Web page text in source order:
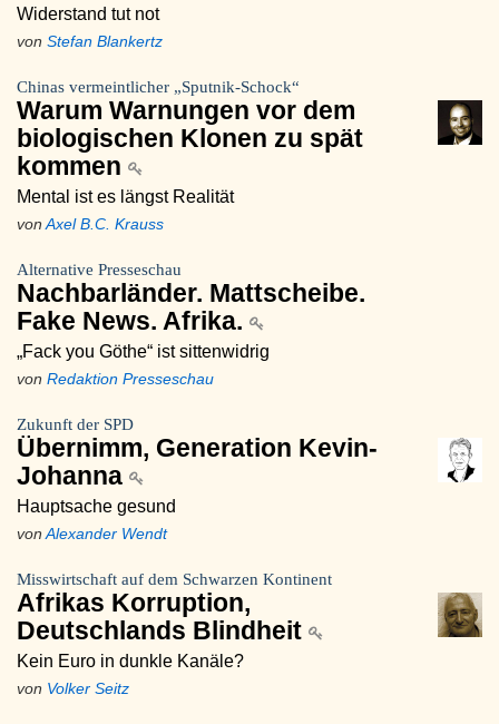
Widerstand tut not
von Stefan Blankertz
Chinas vermeintlicher „Sputnik-Schock“
Warum Warnungen vor dem
biologischen Klonen zu spät
kommen
Mental ist es längst Realität
von Axel B.C. Krauss
Alternative Presseschau
Nachbarländer. Mattscheibe.
Fake News. Afrika.
„Fack you Göthe“ ist sittenwidrig
von Redaktion Presseschau
Zukunft der SPD
Übernimm, Generation Kevin-
Johanna
Hauptsache gesund
von Alexander Wendt
Misswirtschaft auf dem Schwarzen Kontinent
Afrikas Korruption,
Deutschlands Blindheit
Kein Euro in dunkle Kanäle?
von Volker Seitz